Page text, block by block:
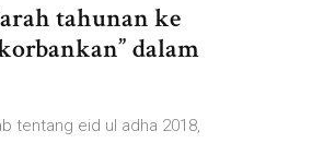
tahunan ke
dalam
tentang eid ul adha 2018,